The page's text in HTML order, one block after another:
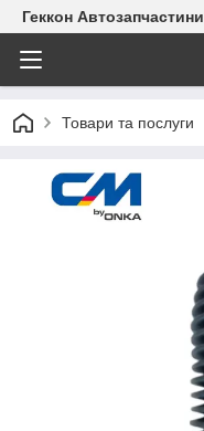
Геккон Автозапчастини
Товари та послуги